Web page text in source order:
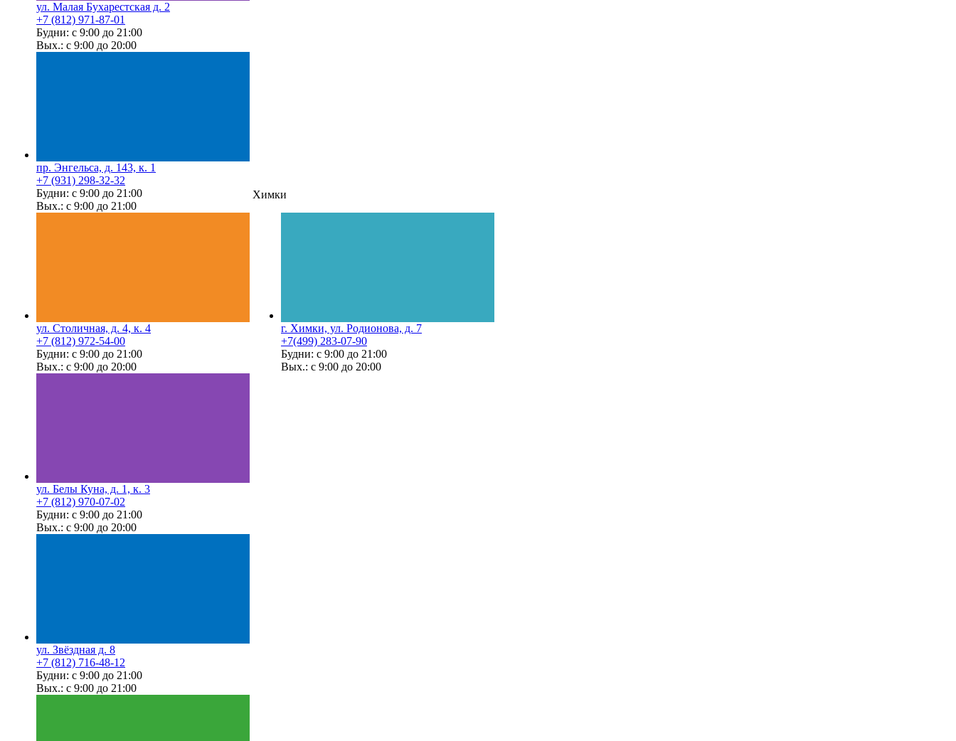
ул. Малая Бухарестская д. 2
+7 (812) 971-87-01
Будни: с 9:00 до 21:00
Вых.: с 9:00 до 20:00
пр. Энгельса, д. 143, к. 1
+7 (931) 298-32-32
Будни: с 9:00 до 21:00
Вых.: с 9:00 до 21:00
ул. Столичная, д. 4, к. 4
+7 (812) 972-54-00
Будни: с 9:00 до 21:00
Вых.: с 9:00 до 20:00
ул. Белы Куна, д. 1, к. 3
+7 (812) 970-07-02
Будни: с 9:00 до 21:00
Вых.: с 9:00 до 20:00
ул. Звёздная д. 8
+7 (812) 716-48-12
Будни: с 9:00 до 21:00
Вых.: с 9:00 до 21:00
Химки
г. Химки, ул. Родионова, д. 7
+7(499) 283-07-90
Будни: с 9:00 до 21:00
Вых.: с 9:00 до 20:00